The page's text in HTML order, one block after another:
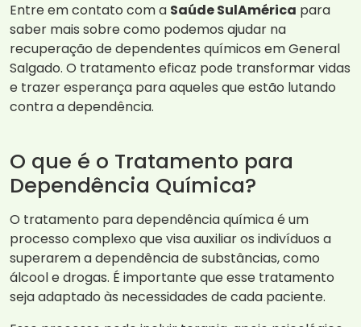
Entre em contato com a Saúde SulAmérica para
saber mais sobre como podemos ajudar na
recuperação de dependentes químicos em General
Salgado. O tratamento eficaz pode transformar vidas
e trazer esperança para aqueles que estão lutando
contra a dependência.
O que é o Tratamento para
Dependência Química?
O tratamento para dependência química é um
processo complexo que visa auxiliar os indivíduos a
superarem a dependência de substâncias, como
álcool e drogas. É importante que esse tratamento
seja adaptado às necessidades de cada paciente.